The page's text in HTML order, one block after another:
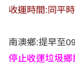
收運時間:同平
南澳鄉:提早至
停止收運垃圾鄉